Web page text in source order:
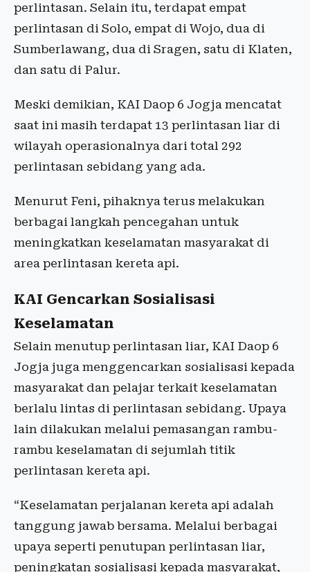
perlintasan. Selain itu, terdapat empat
perlintasan di Solo, empat di Wojo, dua di
Sumberlawang, dua di Sragen, satu di Klaten,
dan satu di Palur.
Meski demikian, KAI Daop 6 Jogja mencatat
saat ini masih terdapat 13 perlintasan liar di
wilayah operasionalnya dari total 292
perlintasan sebidang yang ada.
Menurut Feni, pihaknya terus melakukan
berbagai langkah pencegahan untuk
meningkatkan keselamatan masyarakat di
area perlintasan kereta api.
KAI Gencarkan Sosialisasi
Keselamatan
Selain menutup perlintasan liar, KAI Daop 6
Jogja juga menggencarkan sosialisasi kepada
masyarakat dan pelajar terkait keselamatan
berlalu lintas di perlintasan sebidang. Upaya
lain dilakukan melalui pemasangan rambu-
rambu keselamatan di sejumlah titik
perlintasan kereta api.
“Keselamatan perjalanan kereta api adalah
tanggung jawab bersama. Melalui berbagai
upaya seperti penutupan perlintasan liar,
peningkatan sosialisasi kepada masyarakat,